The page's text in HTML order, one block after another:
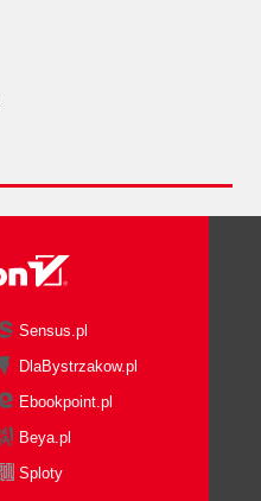
Sensus.pl
DlaBystrzakow.pl
Ebookpoint.pl
Beya.pl
Sploty